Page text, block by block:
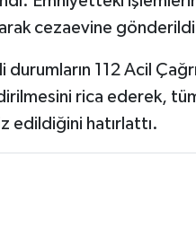
cezaevine
112 Acil
rica ederek,
edildiğini hatırlattı.